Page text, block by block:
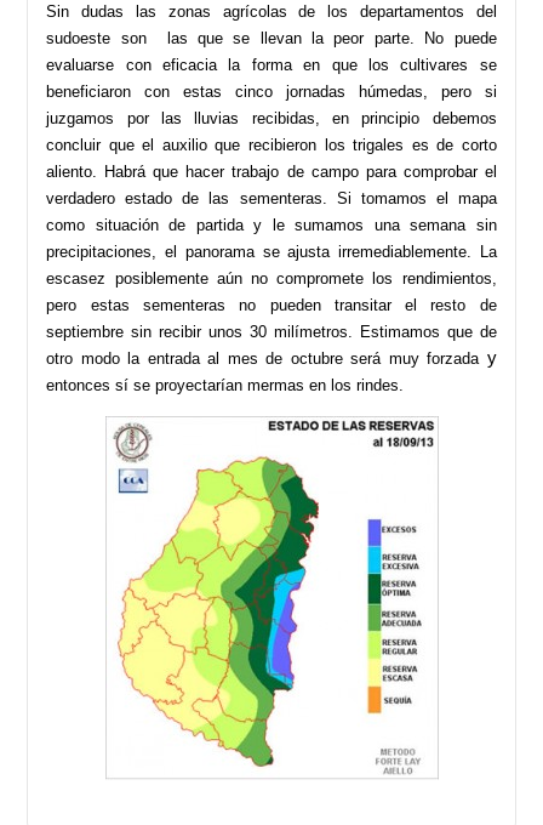
Sin dudas las zonas agrícolas de los departamentos del
sudoeste son las que se llevan la peor parte. No puede
evaluarse con eficacia la forma en que los cultivares se
beneficiaron con estas cinco jornadas húmedas, pero si
juzgamos por las lluvias recibidas, en principio debemos
concluir que el auxilio que recibieron los trigales es de corto
aliento. Habrá que hacer trabajo de campo para comprobar el
verdadero estado de las sementeras. Si tomamos el mapa
como situación de partida y le sumamos una semana sin
precipitaciones, el panorama se ajusta irremediablemente. La
escasez posiblemente aún no compromete los rendimientos,
pero estas sementeras no pueden transitar el resto de
septiembre sin recibir unos 30 milímetros. Estimamos que de
otro modo la entrada al mes de octubre será muy forzada y
entonces sí se proyectarían mermas en los rindes.